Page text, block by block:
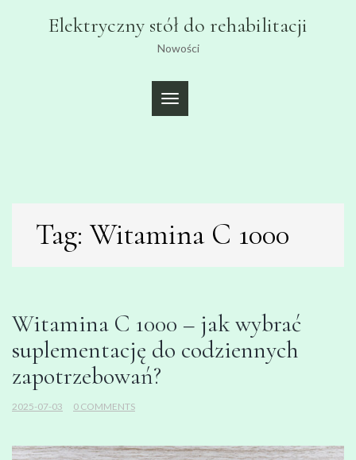
Elektryczny stół do rehabilitacji
Nowości
TOGGLE
NAVIGATION
Tag: Witamina C 1000
Witamina C 1000 – jak wybrać
suplementację do codziennych
zapotrzebowań?
2025-07-03 0 COMMENTS